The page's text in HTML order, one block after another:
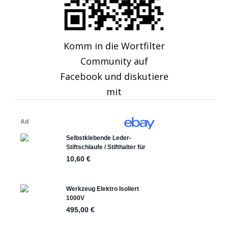
Komm in die Wortfilter
Community auf
Facebook und diskutiere
mit